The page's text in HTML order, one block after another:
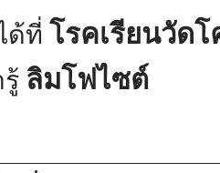
ด้ที่ โรคเรียนวัดโ
ลิมโฟไซต์